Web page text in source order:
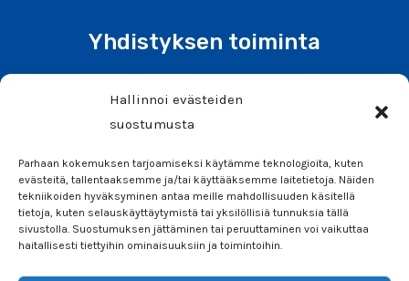
Hallinnoi evästeiden
suostumusta
Parhaan kokemuksen tarjoamiseksi käytämme teknologioita, kuten
evästeitä, tallentaaksemme ja/tai käyttääksemme laitetietoja. Näiden
tekniikoiden hyväksyminen antaa meille mahdollisuuden käsitellä
tietoja, kuten selauskäyttäytymistä tai yksilöllisiä tunnuksia tällä
sivustolla. Suostumuksen jättäminen tai peruuttaminen voi vaikuttaa
haitallisesti tiettyihin ominaisuuksiin ja toimintoihin.
Yhdistyksen toiminta
Liity jäseneksi tai tee lahjoitus
Tiedotteet ja uutiset
Info
Säännöt
Ota yhteyttä
Seuraa meitä